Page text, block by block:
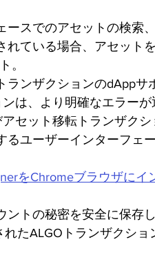
ースでのアセットの検索
れている場合、アセット
。
ランザクションのdAppサ
は、より明確なエラーが
セット移転トランザクシ
るユーザーインターフェ
をChromeブラウザにイ
ントの秘密を安全に保存し
たALGOトランザクシ